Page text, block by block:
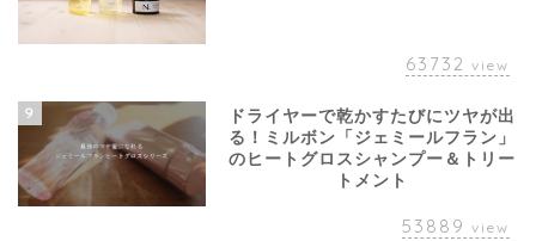
63732 view
9
ドライヤーで乾かすたびにツヤが出
る！ミルボン「ジェミールフラン」
のヒートグロスシャンプー＆トリー
トメント
53889 view